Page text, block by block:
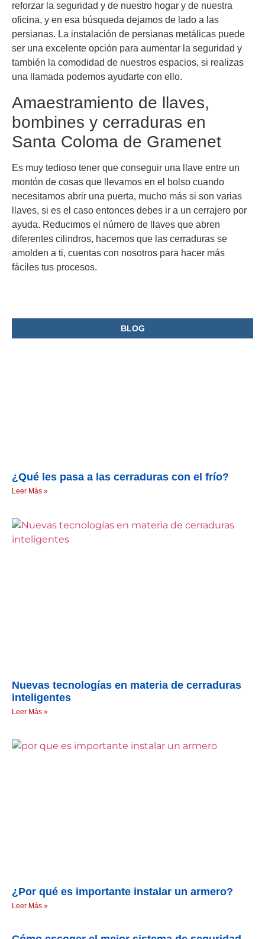
reforzar la seguridad y de nuestro hogar y de nuestra
oficina, y en esa búsqueda dejamos de lado a las
persianas. La instalación de persianas metálicas puede
ser una excelente opción para aumentar la seguridad y
también la comodidad de nuestros espacios, si realizas
una llamada podemos ayudarte con ello.
Amaestramiento de llaves,
bombines y cerraduras en
Santa Coloma de Gramenet
Es muy tedioso tener que conseguir una llave entre un
montón de cosas que llevamos en el bolso cuando
necesitamos abrir una puerta, mucho más si son varias
llaves, si es el caso entonces debes ir a un cerrajero por
ayuda. Reducimos el número de llaves que abren
diferentes cilindros, hacemos que las cerraduras se
amolden a ti, cuentas con nosotros para hacer más
fáciles tus procesos.
BLOG
¿Qué les pasa a las cerraduras con el frío?
Leer Más »
Nuevas tecnologías en materia de cerraduras
inteligentes
Leer Más »
¿Por qué es importante instalar un armero?
Leer Más »